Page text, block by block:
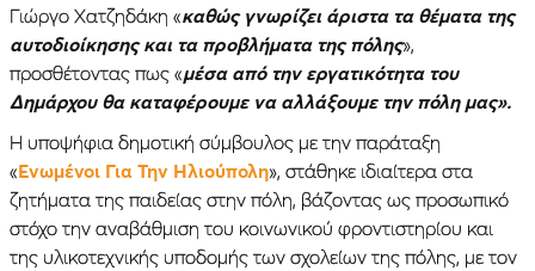
Γιώργο Χατζηδάκη «καθώς γνωρίζει άριστα τα θέματα της
αυτοδιοίκησης και τα προβλήματα της πόλης»,
προσθέτοντας πως «μέσα από την εργατικότητα του
Δημάρχου θα καταφέρουμε να αλλάξουμε την πόλη μας».
Η υποψήφια δημοτική σύμβουλος με την παράταξη
«Ενωμένοι Για Την Ηλιούπολη», στάθηκε ιδιαίτερα στα
ζητήματα της παιδείας στην πόλη, βάζοντας ως προσωπικό
στόχο την αναβάθμιση του κοινωνικού φροντιστηρίου και
της υλικοτεχνικής υποδομής των σχολείων της πόλης, με τον